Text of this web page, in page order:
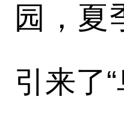
园，夏
引来了